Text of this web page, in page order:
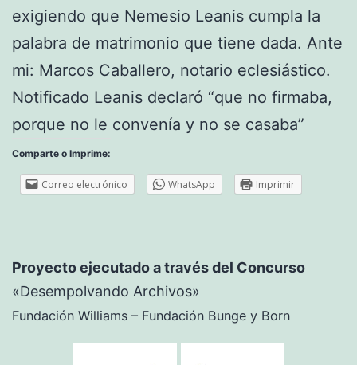
exigiendo que Nemesio Leanis cumpla la
palabra de matrimonio que tiene dada. Ante
mi: Marcos Caballero, notario eclesiástico.
Notificado Leanis declaró “que no firmaba,
porque no le convenía y no se casaba”
Comparte o Imprime:
Correo electrónico WhatsApp Imprimir
Proyecto ejecutado a través del Concurso
«Desempolvando Archivos»
Fundación Williams – Fundación Bunge y Born